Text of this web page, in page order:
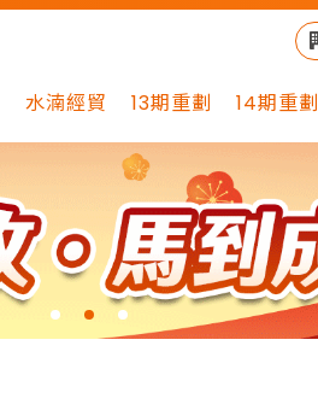
水湳經貿 13期重劃 14期重劃